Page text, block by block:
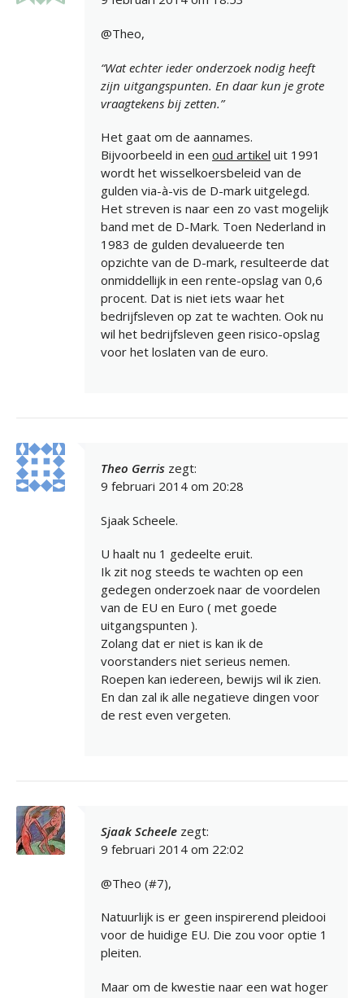
@Theo,
“Wat echter ieder onderzoek nodig heeft
zijn uitgangspunten. En daar kun je grote
vraagtekens bij zetten.”
Het gaat om de aannames.
Bijvoorbeeld in een oud artikel uit 1991
wordt het wisselkoersbeleid van de
gulden via-à-vis de D-mark uitgelegd.
Het streven is naar een zo vast mogelijk
band met de D-Mark. Toen Nederland in
1983 de gulden devalueerde ten
opzichte van de D-mark, resulteerde dat
onmiddellijk in een rente-opslag van 0,6
procent. Dat is niet iets waar het
bedrijfsleven op zat te wachten. Ook nu
wil het bedrijfsleven geen risico-opslag
voor het loslaten van de euro.
Theo Gerris zegt:
9 februari 2014 om 20:28
Sjaak Scheele.
U haalt nu 1 gedeelte eruit.
Ik zit nog steeds te wachten op een
gedegen onderzoek naar de voordelen
van de EU en Euro ( met goede
uitgangspunten ).
Zolang dat er niet is kan ik de
voorstanders niet serieus nemen.
Roepen kan iedereen, bewijs wil ik zien.
En dan zal ik alle negatieve dingen voor
de rest even vergeten.
Sjaak Scheele zegt:
9 februari 2014 om 22:02
@Theo (#7),
Natuurlijk is er geen inspirerend pleidooi
voor de huidige EU. Die zou voor optie 1
pleiten.
Maar om de kwestie naar een wat hoger